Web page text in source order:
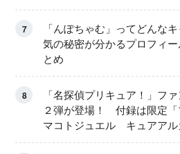
7
「んぽちゃむ」ってどんな
気の秘密が分かるプロフィー
とめ
8
「名探偵プリキュア！」フ
２弾が登場！ 付録は限定「
マコトジュエル キュアアル
ドウ アイスver.」 キュアエ